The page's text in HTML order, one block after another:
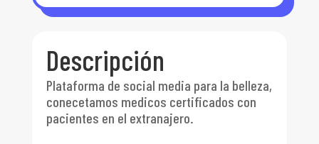
Descripción
Plataforma de social media para la belleza,
conecetamos medicos certificados con
pacientes en el extranajero.